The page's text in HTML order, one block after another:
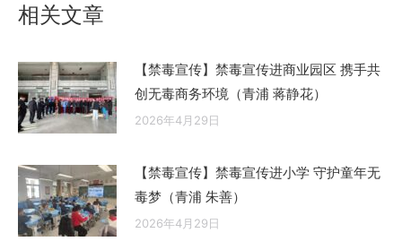
相关文章
【禁毒宣传】禁毒宣传进商业园区 携手共
创无毒商务环境（青浦 蒋静花）
2026年4月29日
【禁毒宣传】禁毒宣传进小学 守护童年无
毒梦（青浦 朱善）
2026年4月29日